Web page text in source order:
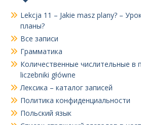
Lekcja 11 – Jakie masz plany? –
планы?
Все записи
Грамматика
Количественные числительные в
liczebniki główne
Лексика – каталог записей
Политика конфиденциальности
Польский язык